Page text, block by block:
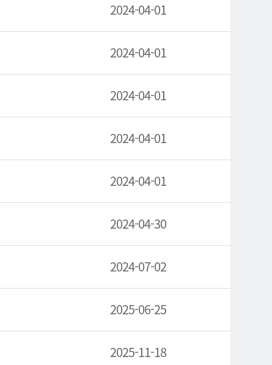
2024-04-01
2024-04-01
2024-04-01
2024-04-01
2024-04-01
2024-04-30
2024-07-02
2025-06-25
2025-11-18